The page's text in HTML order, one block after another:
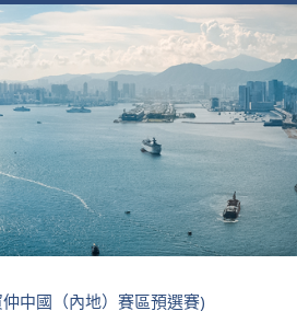
中國（內地）賽區預選賽)